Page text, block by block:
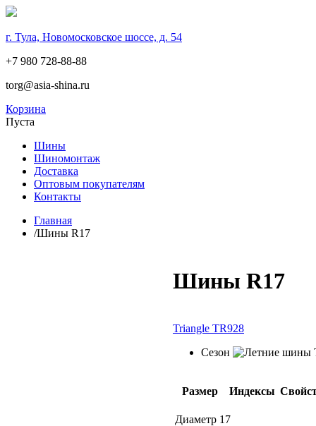
г. Тула, Новомосковское шоссе, д. 54
+7 980 728-88-88
torg@asia-shina.ru
Корзина
Пуста
Шины
Шиномонтаж
Доставка
Оптовым покупателям
Контакты
Главная
/Шины R17
Шины R17
Triangle TR928
Сезон
Размер Индексы
Диаметр 17